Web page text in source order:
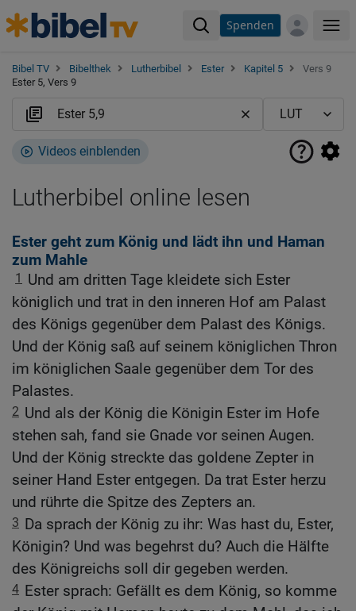
Spenden
Bibel TV Bibelthek Lutherbibel Ester Kapitel 5
Vers 9
Ester 5, Vers 9
Videos einblenden
Lutherbibel online lesen
Ester geht zum König und lädt ihn und Haman
zum Mahle
1
Und am dritten Tage kleidete sich Ester
königlich und trat in den inneren Hof am Palast
des Königs gegenüber dem Palast des Königs.
Und der König saß auf seinem königlichen Thron
im königlichen Saale gegenüber dem Tor des
Palastes.
2 Und als der König die Königin Ester im Hofe
stehen sah, fand sie Gnade vor seinen Augen.
Und der König streckte das goldene Zepter in
seiner Hand Ester entgegen. Da trat Ester herzu
und rührte die Spitze des Zepters an.
3 Da sprach der König zu ihr: Was hast du, Ester,
Königin? Und was begehrst du? Auch die Hälfte
des Königreichs soll dir gegeben werden.
4 Ester sprach: Gefällt es dem König, so komme